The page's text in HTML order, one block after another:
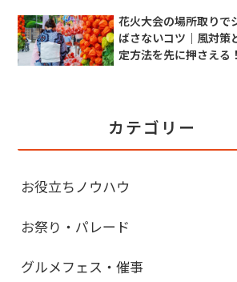
花火大会の場所取りで
ばさないコツ｜風対策
定方法を先に押さえる！
カテゴリー
お役立ちノウハウ
お祭り・パレード
グルメフェス・催事